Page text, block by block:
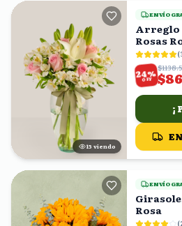
14 viendo
ENVÍO
Arreglo
Rosas
en
(
24%
OFF
ENVÍO
Rosa
(